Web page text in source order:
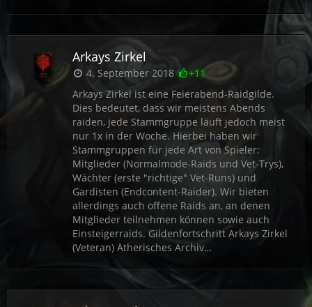
Arkays Zirkel
4. September 2018
+11
Arkays Zirkel ist eine Feierabend-Raidgilde.
Dies bedeutet, dass wir meistens Abends
raiden, jede Stammgruppe läuft jedoch meist
nur 1x in der Woche. Hierbei haben wir
Stammgruppen für jede Art von Spieler:
Mitglieder (Normalmode-Raids und Vet-Trys),
Wächter (erste "richtige" Vet-Runs) und
Gardisten (Endcontent-Raider). Wir bieten
allerdings auch offene Raids an, an denen
Mitglieder teilnehmen können sowie auch
Einsteigerraids. Gildenfortschritt Arkays Zirkel
(Veteran) Ätherisches Archiv…